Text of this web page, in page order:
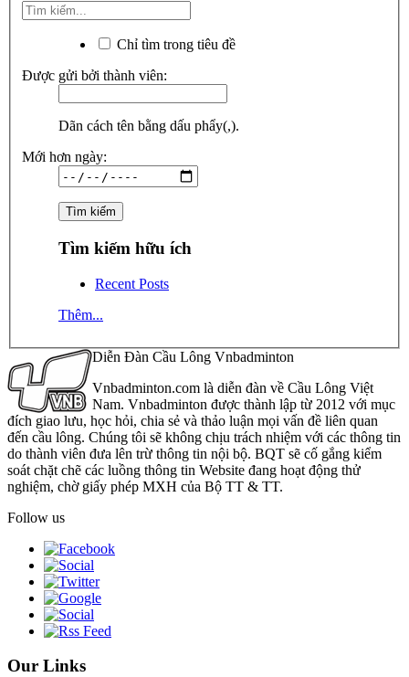
Chỉ tìm trong tiêu đề
Được gửi bởi thành viên:
Dãn cách tên bằng dấu phẩy(,).
Mới hơn ngày:
Tìm kiếm hữu ích
Recent Posts
Thêm...
Diễn Đàn Cầu Lông Vnbadminton
Vnbadminton.com là diễn đàn về Cầu Lông Việt
Nam. Vnbadminton được thành lập từ 2012 với mục
đích giao lưu, học hỏi, chia sẻ và thảo luận mọi vấn đề liên quan
đến cầu lông. Chúng tôi sẽ không chịu trách nhiệm với các thông tin
do thành viên đưa lên trừ thông tin nội bộ. BQT sẽ cố gắng kiểm
soát chặt chẽ các luồng thông tin Website đang hoạt động thử
nghiệm, chờ giấy phép MXH của Bộ TT & TT.
Follow us
Our Links